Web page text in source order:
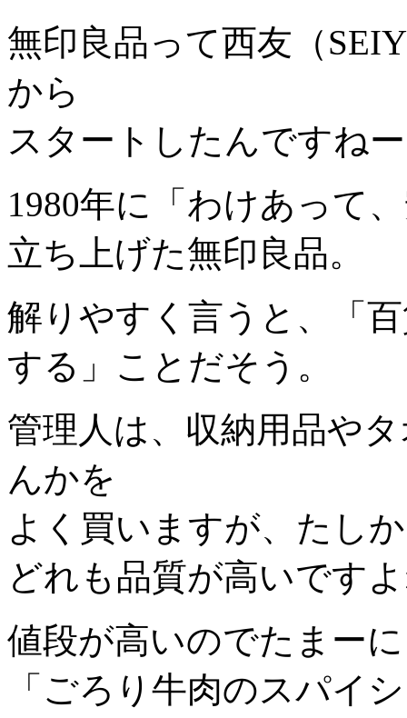
無印良品って西友 （
から
スタートしたんですね
1980年に「 わけあって
立ち上げた無印良品。
解りやすく言うと、「
する 」ことだそう。
管理人は、収納用品や
んかを
よく買いますが、たし
どれも品質が高いです
値段が高いのでたまー
「ごろり牛肉のスパイ